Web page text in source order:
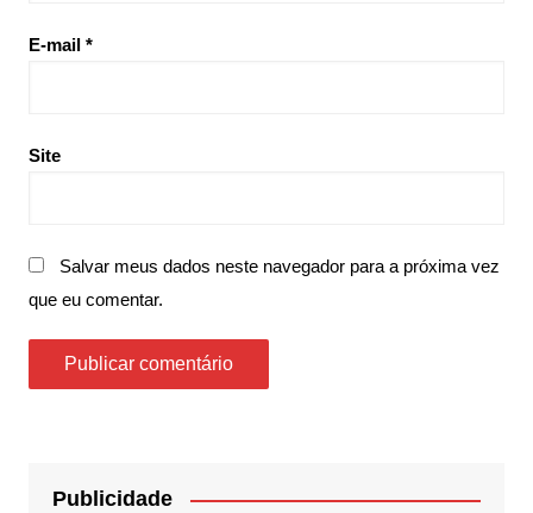
E-mail *
Site
Salvar meus dados neste navegador para a próxima vez
que eu comentar.
Publicidade